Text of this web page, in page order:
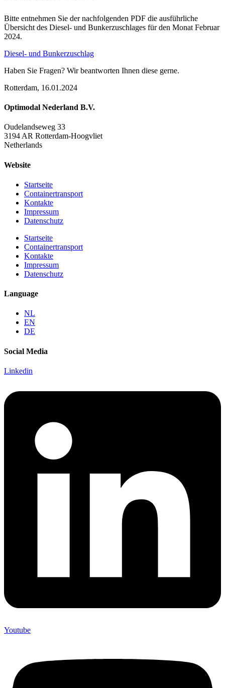
Bitte entnehmen Sie der nachfolgenden PDF die ausführliche
Übersicht des Diesel- und Bunkerzuschlages für den Monat Februar
2024.
Diesel- und Bunkerzuschlag
Haben Sie Fragen? Wir beantworten Ihnen diese gerne.
Rotterdam, 16.01.2024
Optimodal Nederland B.V.
Oudelandseweg 33
3194 AR Rotterdam-Hoogvliet
Netherlands
Website
Startseite
Containertransport
Kontakte
Impressum
Datenschutz
Startseite
Containertransport
Kontakte
Impressum
Datenschutz
Language
NL
EN
DE
Social Media
Linkedin
Youtube